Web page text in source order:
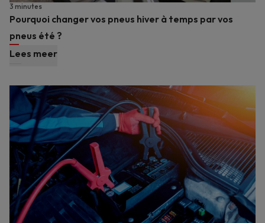
Pourquoi changer vos pneus hiver à temps par vos
pneus été ?
3 minutes
Lees meer